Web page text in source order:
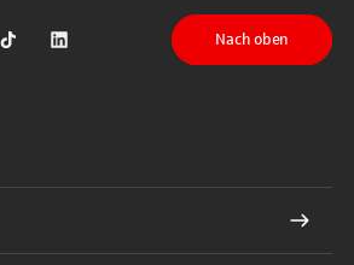
Youtube
auf Instagram
Sparkasse auf TikTok
Sparkasse auf LinkedIn
Nach oben